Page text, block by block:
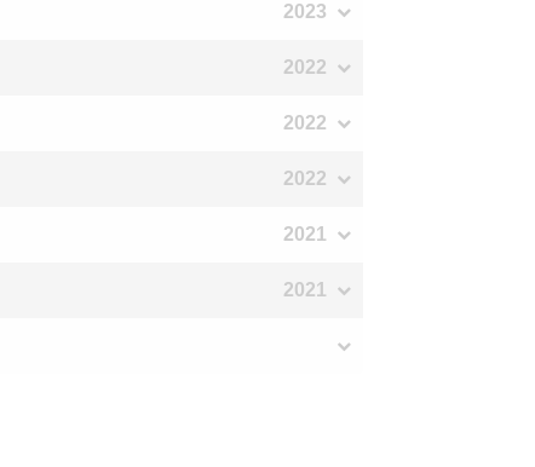
2023
2022
2022
2022
2021
2021